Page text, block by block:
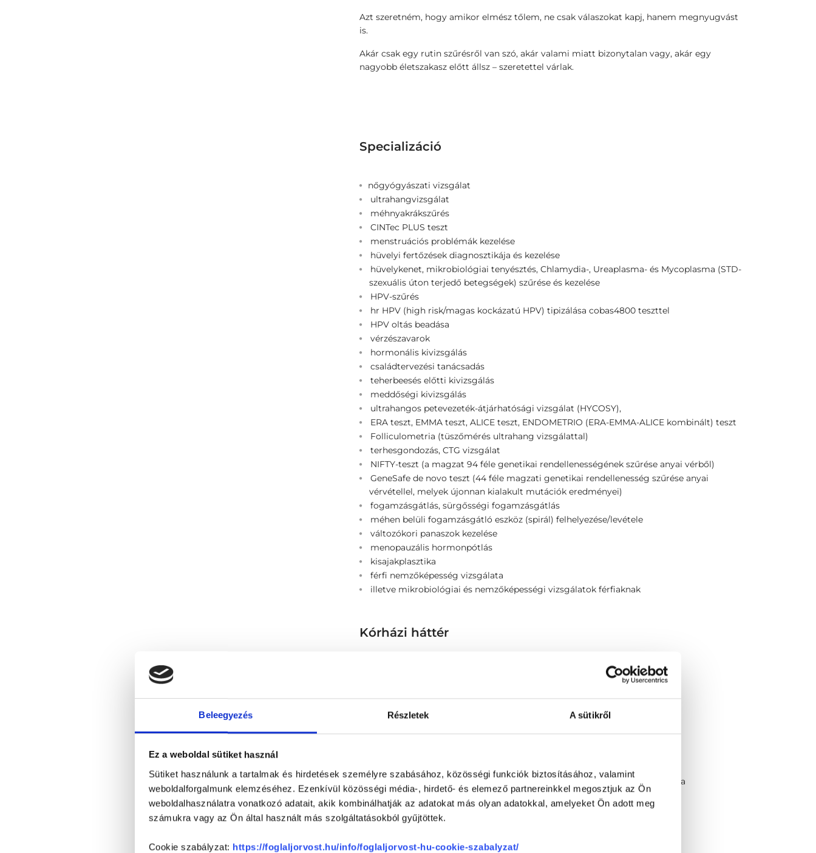
Beleegyezés Részletek A sütikről
Ez a weboldal sütiket használ
Sütiket használunk a tartalmak és hirdetések személyre szabásához, közösségi funkciók biztosításához, valamint
weboldalforgalmunk elemzéséhez. Ezenkívül közösségi média-, hirdető- és elemező partnereinkkel megosztjuk az Ön
weboldalhasználatra vonatkozó adatait, akik kombinálhatják az adatokat más olyan adatokkal, amelyeket Ön adott meg
számukra vagy az Ön által használt más szolgáltatásokból gyűjtöttek.
Cookie szabályzat: https://foglaljorvost.hu/info/foglaljorvost-hu-cookie-szabalyzat/
Azt szeretném, hogy amikor elmész tőlem, ne csak válaszokat kapj, hanem megnyugvást
is.
Akár csak egy rutin szűrésről van szó, akár valami miatt bizonytalan vagy, akár egy
nagyobb életszakasz előtt állsz – szeretettel várlak.
Specializáció
nőgyógyászati vizsgálat
ultrahangvizsgálat
méhnyakrákszűrés
CINTec PLUS teszt
menstruációs problémák kezelése
hüvelyi fertőzések diagnosztikája és kezelése
hüvelykenet, mikrobiológiai tenyésztés, Chlamydia-, Ureaplasma- és Mycoplasma (STD-
szexuális úton terjedő betegségek) szűrése és kezelése
HPV-szűrés
hr HPV (high risk/magas kockázatú HPV) tipizálása cobas4800 teszttel
HPV oltás beadása
vérzészavarok
hormonális kivizsgálás
családtervezési tanácsadás
teherbeesés előtti kivizsgálás
meddőségi kivizsgálás
ultrahangos petevezeték-átjárhatósági vizsgálat (HYCOSY),
ERA teszt, EMMA teszt, ALICE teszt, ENDOMETRIO (ERA-EMMA-ALICE kombinált) teszt
Folliculometria (tüszőmérés ultrahang vizsgálattal)
terhesgondozás, CTG vizsgálat
NIFTY-teszt (a magzat 94 féle genetikai rendellenességének szűrése anyai vérből)
GeneSafe de novo teszt (44 féle magzati genetikai rendellenesség szűrése anyai
vérvétellel, melyek újonnan kialakult mutációk eredményei)
fogamzásgátlás, sürgősségi fogamzásgátlás
méhen belüli fogamzásgátló eszköz (spirál) felhelyezése/levétele
változókori panaszok kezelése
menopauzális hormonpótlás
kisajakplasztika
férfi nemzőképesség vizsgálata
illetve mikrobiológiai és nemzőképességi vizsgálatok férfiaknak
Kórházi háttér
Tanulmányok
2017 szülészet-nőgyógyászati ultrahang-diagnosztika orvosi licence vizsga
Tagságok